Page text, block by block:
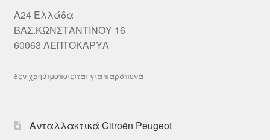
A24 Ελλάδα
ΒΑΣ.ΚΩΝΣΤΑΝΤΙΝΟΥ 16
60063 ΛΕΠΤΟΚΑΡΥΑ
δεν χρησιμοποιείται για παράπονα
Ανταλλακτικά Citroën Peugeot